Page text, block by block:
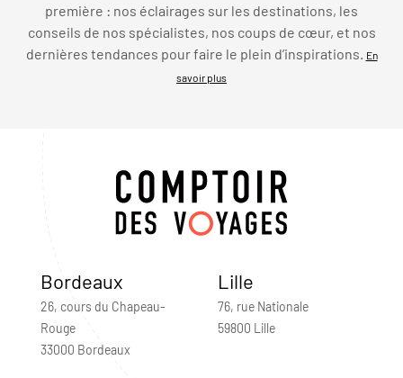
première : nos éclairages sur les destinations, les
conseils de nos spécialistes, nos coups de cœur, et nos
dernières tendances pour faire le plein d’inspirations.
En
savoir plus
Bordeaux
26, cours du Chapeau-
Rouge
33000 Bordeaux
Lille
76, rue Nationale
59800 Lille